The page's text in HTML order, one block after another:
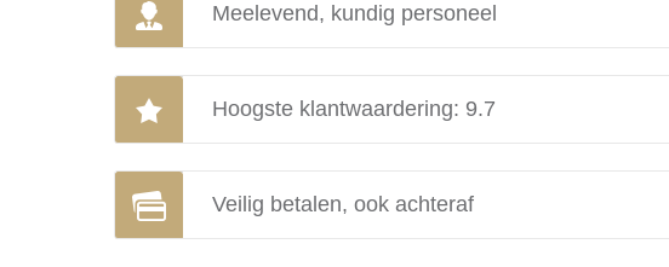
Meelevend, kundig personeel
Hoogste klantwaardering: 9.7
Veilig betalen, ook achteraf